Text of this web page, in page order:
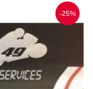
-25%